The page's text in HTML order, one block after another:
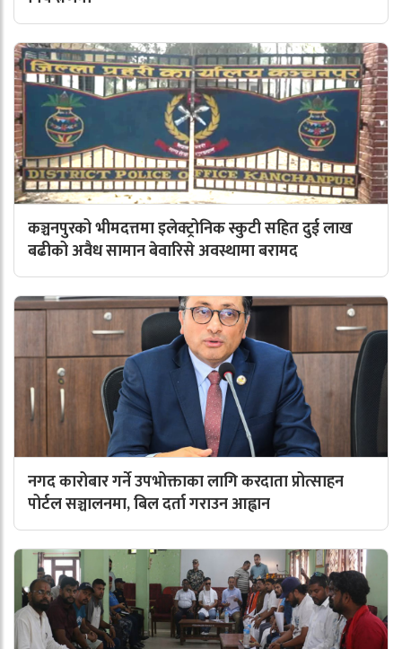
कञ्चनपुरको भीमदत्तमा इलेक्ट्रोनिक स्कुटी सहित दुई लाख
बढीको अवैध सामान बेवारिसे अवस्थामा बरामद
नगद कारोबार गर्ने उपभोक्ताका लागि करदाता प्रोत्साहन
पोर्टल सञ्चालनमा, बिल दर्ता गराउन आह्वान